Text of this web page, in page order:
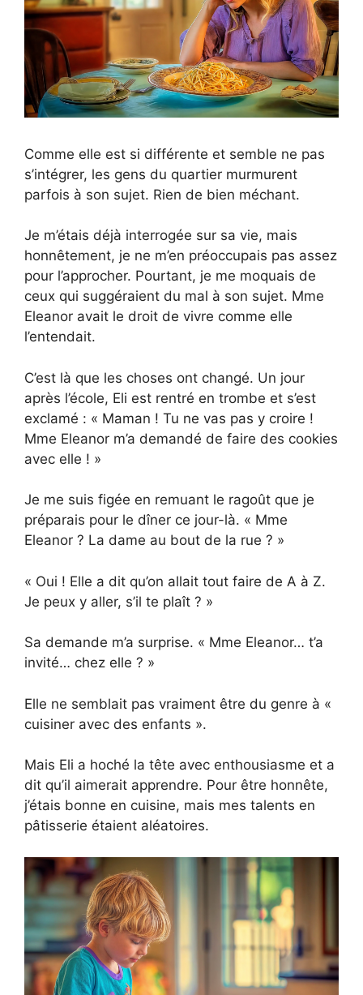
Comme elle est si différente et semble ne pas
s’intégrer, les gens du quartier murmurent
parfois à son sujet. Rien de bien méchant.
Je m’étais déjà interrogée sur sa vie, mais
honnêtement, je ne m’en préoccupais pas assez
pour l’approcher. Pourtant, je me moquais de
ceux qui suggéraient du mal à son sujet. Mme
Eleanor avait le droit de vivre comme elle
l’entendait.
C’est là que les choses ont changé. Un jour
après l’école, Eli est rentré en trombe et s’est
exclamé : « Maman ! Tu ne vas pas y croire !
Mme Eleanor m’a demandé de faire des cookies
avec elle ! »
Je me suis figée en remuant le ragoût que je
préparais pour le dîner ce jour-là. « Mme
Eleanor ? La dame au bout de la rue ? »
« Oui ! Elle a dit qu’on allait tout faire de A à Z.
Je peux y aller, s’il te plaît ? »
Sa demande m’a surprise. « Mme Eleanor… t’a
invité… chez elle ? »
Elle ne semblait pas vraiment être du genre à «
cuisiner avec des enfants ».
Mais Eli a hoché la tête avec enthousiasme et a
dit qu’il aimerait apprendre. Pour être honnête,
j’étais bonne en cuisine, mais mes talents en
pâtisserie étaient aléatoires.